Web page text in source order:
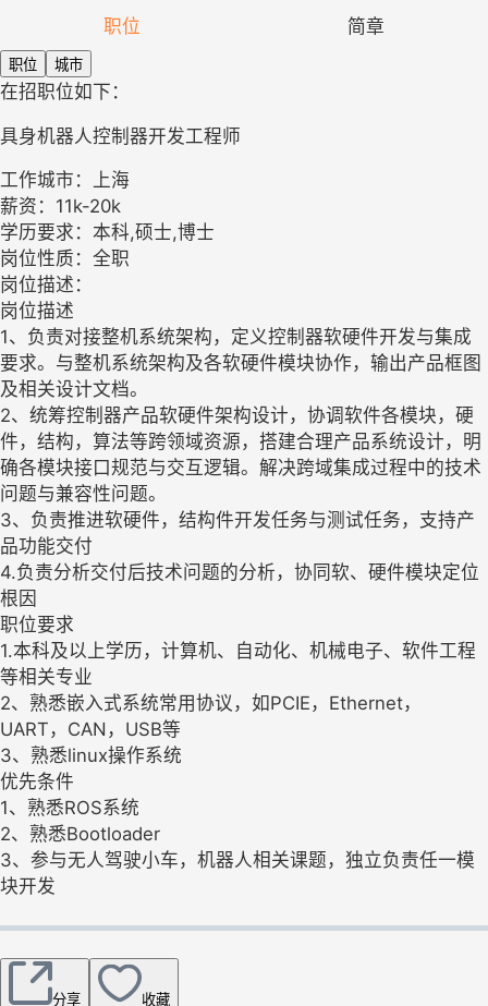
职位 简章
职位 城市
在招职位如下：
具身机器人控制器开发工程师
工作城市：上海
薪资：11k-20k
学历要求：本科,硕士,博士
岗位性质：全职
岗位描述：
岗位描述
1、负责对接整机系统架构，定义控制器软硬件开发与集成
要求。与整机系统架构及各软硬件模块协作，输出产品框图
及相关设计文档。
2、统筹控制器产品软硬件架构设计，协调软件各模块，硬
件，结构，算法等跨领域资源，搭建合理产品系统设计，明
确各模块接口规范与交互逻辑。解决跨域集成过程中的技术
问题与兼容性问题。
3、负责推进软硬件，结构件开发任务与测试任务，支持产
品功能交付
4.负责分析交付后技术问题的分析，协同软、硬件模块定位
根因
职位要求
1.本科及以上学历，计算机、自动化、机械电子、软件工程
等相关专业
2、熟悉嵌入式系统常用协议，如PCIE，Ethernet，
UART，CAN，USB等
3、熟悉linux操作系统
优先条件
1、熟悉ROS系统
2、熟悉Bootloader
3、参与无人驾驶小车，机器人相关课题，独立负责任一模
块开发
分享 收藏